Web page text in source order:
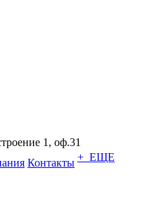
1, оф.31
Контакты + ЕЩЕ